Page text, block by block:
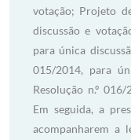
votação; Projeto
discussão e
para única
015/2014, para
Resolução n.º
Em seguida, a
acompanharem a